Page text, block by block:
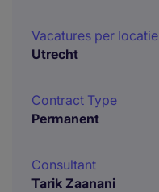
Vacatures per locatie
Utrecht
Contract Type
Permanent
Consultant
Tarik Zaanani